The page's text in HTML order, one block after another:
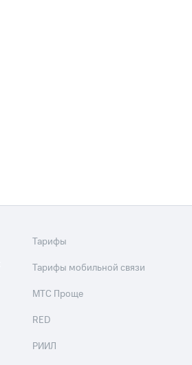
Тарифы
Тарифы мобильной связи
МТС Проще
RED
РИИЛ